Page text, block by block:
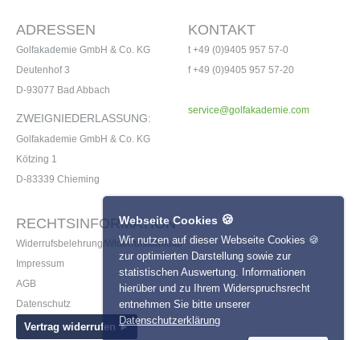
RECHTSINFORMATION
Widerrufsbelehrung/Widerrufsformular
Impressum
AGB
Datenschutz
Vertrag widerrufen ►
KONTAKT
t +49 (0)9405 957 57-0
f +49 (0)9405 957 57-20
service@golfakademie.com
ADRESSEN
Golfakademie GmbH & Co. KG
Deutenhof 3
D-93077 Bad Abbach
ZWEIGNIEDERLASSUNG:
Golfakademie GmbH & Co. KG
Kötzing 1
D-83339 Chieming
Webseite Cookies 🍪
Wir nutzen auf dieser Webseite Cookies 🍪
zur optimierten Darstellung sowie zur
statistischen Auswertung. Informationen
hierüber und zu Ihrem Widerspruchsrecht
entnehmen Sie bitte unserer
Datenschutzerklärung